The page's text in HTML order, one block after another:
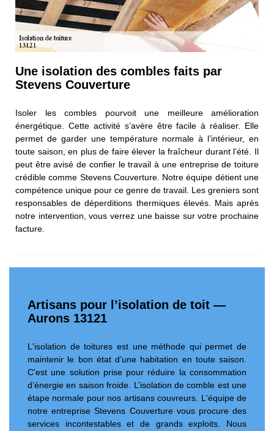
Une isolation des combles faits par
Stevens Couverture
Isoler les combles pourvoit une meilleure amélioration
énergétique. Cette activité s’avère être facile à réaliser. Elle
permet de garder une température normale à l’intérieur, en
toute saison, en plus de faire élever la fraîcheur durant l’été. Il
peut être avisé de confier le travail à une entreprise de toiture
crédible comme Stevens Couverture. Notre équipe détient une
compétence unique pour ce genre de travail. Les greniers sont
responsables de déperditions thermiques élevés. Mais après
notre intervention, vous verrez une baisse sur votre prochaine
facture.
Artisans pour l’isolation de toit —
Aurons 13121
L'isolation de toitures est une méthode qui permet de
maintenir le bon état d’une habitation en toute saison.
C'est une solution prise pour réduire la consommation
d’énergie en saison froide. L’isolation de comble est une
étape normale pour nos artisans couvreurs. L'équipe de
notre entreprise Stevens Couverture vous procure des
services incontestables et de grands exploits. Nous